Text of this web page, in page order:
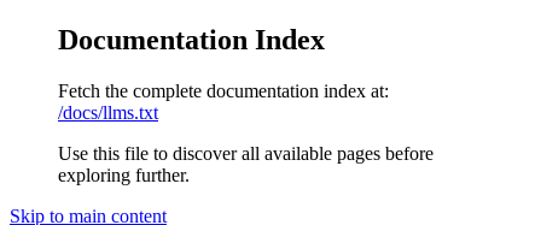
Documentation Index
Fetch the complete documentation index at:
/docs/llms.txt
Use this file to discover all available pages before
exploring further.
Skip to main content